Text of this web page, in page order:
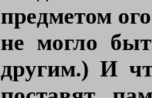
предметом
не могло
другим.) И